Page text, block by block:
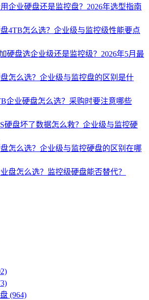
企业硬盘还是监控盘？2026年选型指南
4TB怎么选？企业级与监控级性能要点
硬盘选企业级还是监控级？2026年5月最
怎么选？企业级与监控盘的区别是什
企业硬盘怎么选？采购时要注意哪些
硬盘坏了数据怎么救？企业级与监控硬
怎么选？企业级与监控硬盘的区别在哪
盘怎么选？监控级硬盘能否替代？
(964)